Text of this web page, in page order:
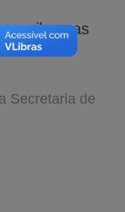
mil vagas
em
Secretaria de